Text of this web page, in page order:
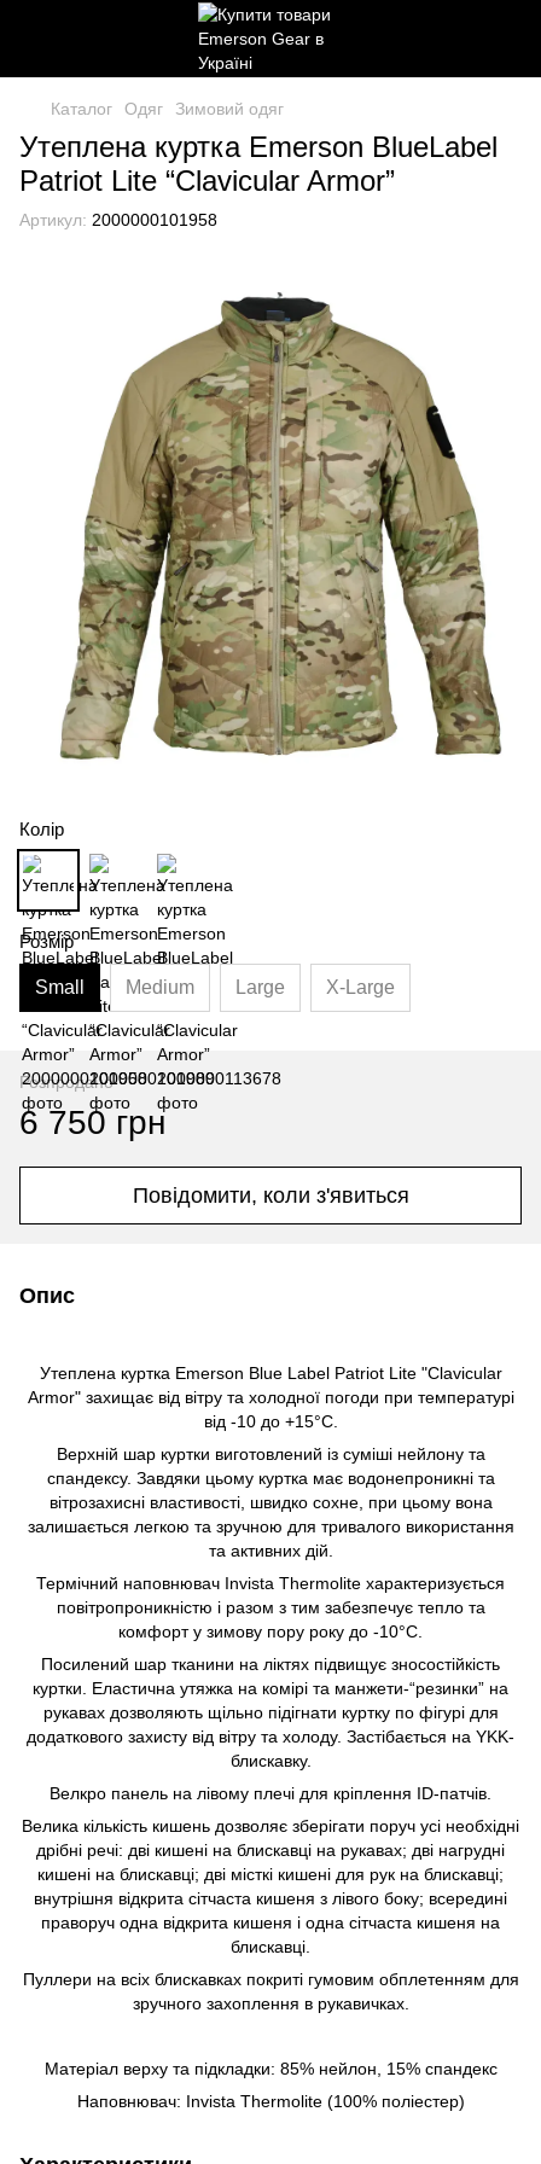
Каталог Одяг Зимовий одяг
Утеплена куртка Emerson BlueLabel
Patriot Lite “Clavicular Armor”
Артикул: 2000000101958
Колір
Розмір
Small Medium Large X-Large
Розпродано
6 750 грн
Повідомити, коли з'явиться
Опис
Утеплена куртка Emerson Blue Label Patriot Lite "Clavicular
Armor" захищає від вітру та холодної погоди при температурі
від -10 до +15°С.
Верхній шар куртки виготовлений із суміші нейлону та
спандексу. Завдяки цьому куртка має водонепроникні та
вітрозахисні властивості, швидко сохне, при цьому вона
залишається легкою та зручною для тривалого використання
та активних дій.
Термічний наповнювач Invista Thermolite характеризується
повітропроникністю і разом з тим забезпечує тепло та
комфорт у зимову пору року до -10°С.
Посилений шар тканини на ліктях підвищує зносостійкість
куртки. Еластична утяжка на комірі та манжети-“резинки” на
рукавах дозволяють щільно підігнати куртку по фігурі для
додаткового захисту від вітру та холоду. Застібається на YKK-
блискавку.
Велкро панель на лівому плечі для кріплення ID-патчів.
Велика кількість кишень дозволяє зберігати поруч усі необхідні
дрібні речі: дві кишені на блискавці на рукавах; дві нагрудні
кишені на блискавці; дві місткі кишені для рук на блискавці;
внутрішня відкрита сітчаста кишеня з лівого боку; всередині
праворуч одна відкрита кишеня і одна сітчаста кишеня на
блискавці.
Пуллери на всіх блискавках покриті гумовим обплетенням для
зручного захоплення в рукавичках.
Матеріал верху та підкладки: 85% нейлон, 15% спандекс
Наповнювач: Invista Thermolite (100% поліестер)